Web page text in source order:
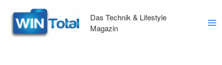
Inhalt
springen
Das Technik & Lifestyle
Magazin